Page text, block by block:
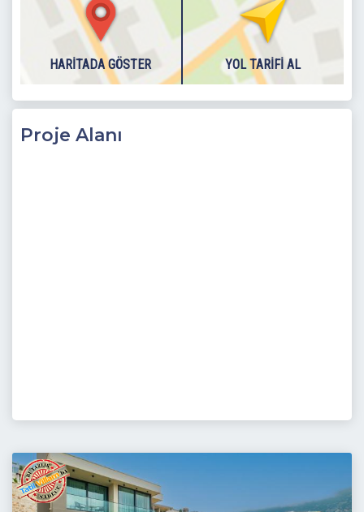
HARITADA GÖSTER YOL TARIFI AL
Proje Alanı